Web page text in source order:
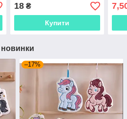
18₴
Купити
новинки
–17%